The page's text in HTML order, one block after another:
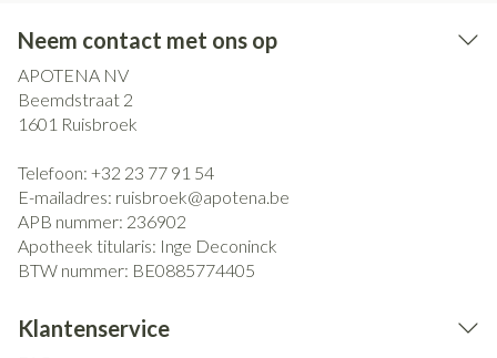
Neem contact met ons op
APOTENA NV
Beemdstraat 2
1601 Ruisbroek
Telefoon: +32 23 77 91 54
E-mailadres: ruisbroek@apotena.be
APB nummer: 236902
Apotheek titularis: Inge Deconinck
BTW nummer: BE0885774405
Klantenservice